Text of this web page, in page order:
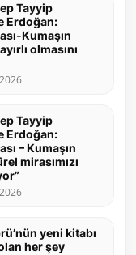
Tayyip
Erdoğan:
Kumaşın
olmasını
Tayyip
Erdoğan:
– Kumaşın
mirasımızı
yeni kitabı
her şey